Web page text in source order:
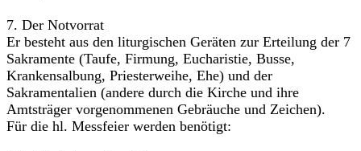
7. Der Notvorrat
Er besteht aus den liturgischen Geräten zur Erteilung der 7
Sakramente (Taufe, Firmung, Eucharistie, Busse,
Krankensalbung, Priesterweihe, Ehe) und der
Sakramentalien (andere durch die Kirche und ihre
Amtsträger vorgenommenen Gebräuche und Zeichen).
Für die hl. Messfeier werden benötigt: